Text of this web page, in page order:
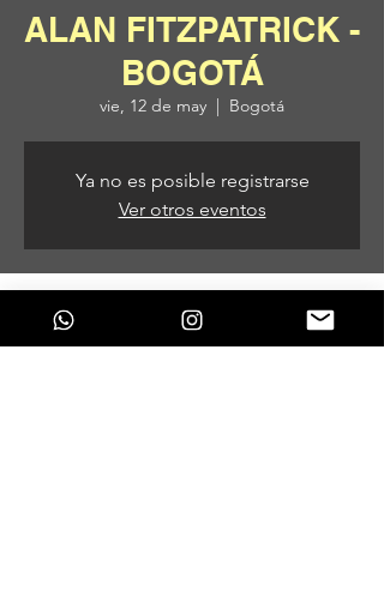
ALAN FITZPATRICK -
BOGOTÁ
vie, 12 de may
  |
Bogotá
Ya no es posible registrarse
Ver otros eventos
Horario y ubicación